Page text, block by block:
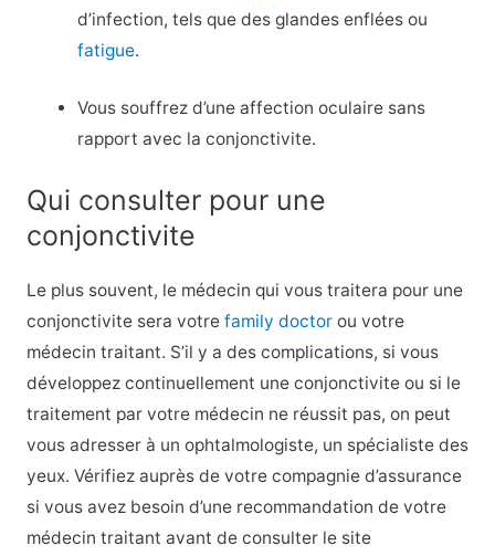
d’infection, tels que des glandes enflées ou
fatigue.
Vous souffrez d’une affection oculaire sans
rapport avec la conjonctivite.
Qui consulter pour une
conjonctivite
Le plus souvent, le médecin qui vous traitera pour une
conjonctivite sera votre family doctorou votre
médecin traitant. S’il y a des complications, si vous
développez continuellement une conjonctivite ou si le
traitement par votre médecin ne réussit pas, on peut
vous adresser à un ophtalmologiste, un spécialiste des
yeux. Vérifiez auprès de votre compagnie d’assurance
si vous avez besoin d’une recommandation de votre
médecin traitant avant de consulter le site